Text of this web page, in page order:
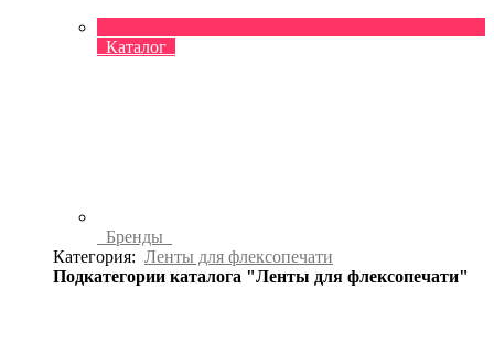
Каталог
Бренды
Категория: Ленты для флексопечати
Подкатегории каталога "Ленты для флексопечати"